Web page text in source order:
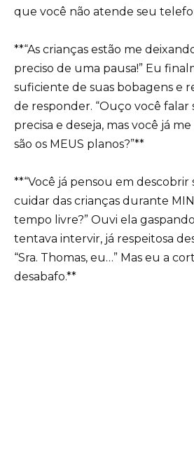
que você não atende seu
**“As crianças estão me
preciso de uma pausa!” Eu
suficiente de suas bobagens e
de responder. “Ouço você falar
precisa e deseja, mas você já
são os MEUS planos?”**
**“Você já pensou em descobrir
cuidar das crianças durante
tempo livre?” Ouvi ela
tentava intervir, já respeitosa
“Sra. Thomas, eu…” Mas eu a
desabafo.**